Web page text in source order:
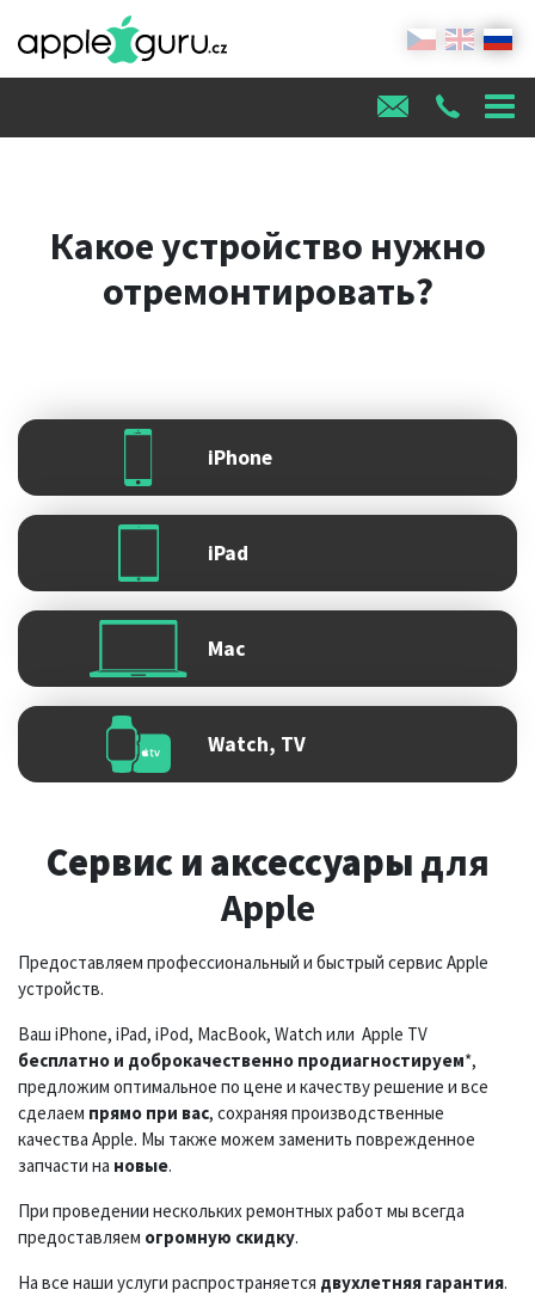
Какое устройство нужно
отремонтировать?
iPhone
iPad
Mac
Watch, TV
Сервис и аксессуары для
Apple
Предоставляем профессиональный и быстрый сервис Apple
устройств.
Ваш iPhone, iPad, iPod, MacBook, Watch или Apple TV
бесплатно и доброкачественно продиагностируем*,
предложим оптимальное по цене и качеству решение и все
сделаем прямо при вас, сохраняя производственные
качества Apple. Мы также можем заменить поврежденное
запчасти на новые.
При проведении нескольких ремонтных работ мы всегда
предоставляем огромную скидку.
На все наши услуги распространяется двухлетняя гарантия.